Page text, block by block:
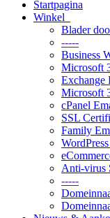
Startpagina
Winkel
Blader
-----
Business
Microsoft
Exchange
Microsoft
cPanel
SSL
Family
Anti-virus
-----